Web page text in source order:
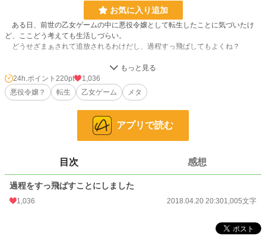
お気に入り追加
ある日、前世の乙女ゲームの中に悪役令嬢として転生したことに気づいたけ
ど、ここどう考えても生活しづらい。
どうせざまぁされて追放されるわけだし、過程すっ飛ばしてもよくね？
そのいろいろが重要なんだろうと思いつつそれもすっ飛ばしました（爆）。
深く考えないでください。
1,207 位 / 53,314 件
220 pt
文字数 1,005
24h.ポイント 220pt
1,036
悪役令嬢？
転生 乙女ゲーム メタ
アプリで読む
目次 感想
過程をすっ飛ばすことにしました
1,036 2018.04.20 20:301,005文字